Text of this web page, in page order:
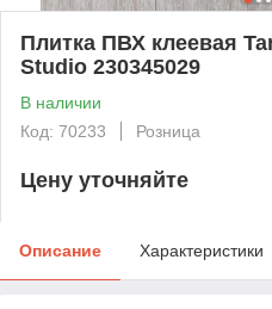
Плитка ПВХ клеевая
Studio 230345029
В наличии
Код: 70233
Розница
Цену уточняйте
Описание Характеристики